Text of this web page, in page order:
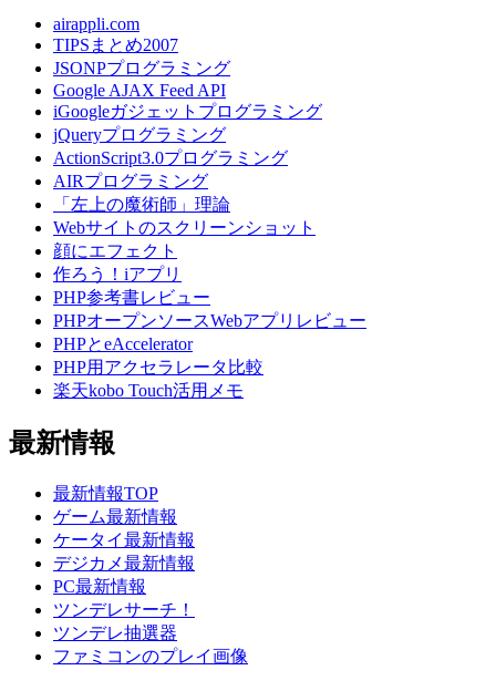
airappli.com
TIPSまとめ2007
JSONPプログラミング
Google AJAX Feed API
iGoogleガジェットプログラミング
jQueryプログラミング
ActionScript3.0プログラミング
AIRプログラミング
「左上の魔術師」理論
Webサイトのスクリーンショット
顔にエフェクト
作ろう！iアプリ
PHP参考書レビュー
PHPオープンソースWebアプリレビュー
PHPとeAccelerator
PHP用アクセラレータ比較
楽天kobo Touch活用メモ
最新情報
最新情報TOP
ゲーム最新情報
ケータイ最新情報
デジカメ最新情報
PC最新情報
ツンデレサーチ！
ツンデレ抽選器
ファミコンのプレイ画像